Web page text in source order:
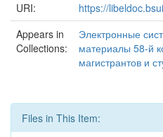
URI:
https://
Appears in
Collections:
Электронные
материалы 58-й
магистрантов и
Files in This Item: